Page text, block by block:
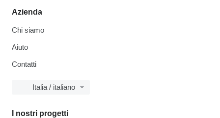
Azienda
Chi siamo
Aiuto
Contatti
Italia / italiano
I nostri progetti